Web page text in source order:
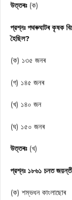
উত্তৰঃ (ক)
প্রশ্নঃ পথৰুঘাটৰ কৃষক
হৈছিল?
(ক) ১৩৫ জনৰ
(গ) ১৪৫ জনৰ
(খ) ১৪০ জন
(ঘ) ১৫০ জনৰ
উত্তৰঃ (খ)
প্রশ্নঃ ১৮৬১ চনত
(ক) শম্ভধন কাংলাছোৰ